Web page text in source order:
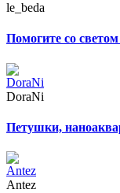
le_beda
Помогите со
DoraNi
Петушки,
Antez